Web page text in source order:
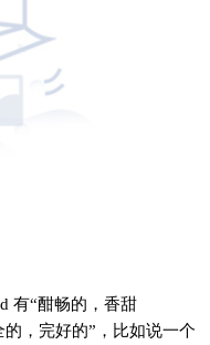
有“酣畅的，香甜
，完好的”，比如说一个